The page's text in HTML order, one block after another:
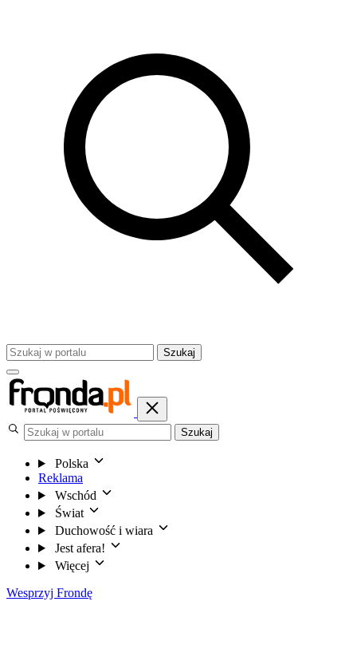
Szukaj
Szukaj
Polska
Reklama
Wschód
Świat
Duchowość i wiara
Jest afera!
Więcej
Wesprzyj Frondę